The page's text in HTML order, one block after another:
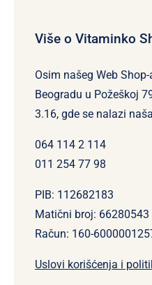
Više o Vitaminko
Osim našeg Web
Beogradu u Požeškoj
3.16, gde se nalazi
064 114 2 114
011 254 77 98
PIB: 112682183
Matični broj: 66280543
Račun: 160-
Uslovi korišćenja i